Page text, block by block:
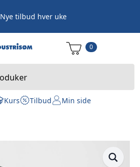
Nye tilbud hver uke
0
Kurs Tilbud Min side